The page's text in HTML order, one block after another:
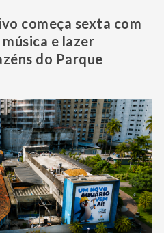
começa sexta com
e lazer
do Parque